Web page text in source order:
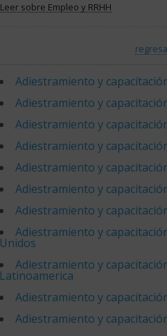
Leer sobre Empleo y RRHH
Adiestramiento y
Adiestramiento y
Adiestramiento y
Adiestramiento y
Adiestramiento y
Adiestramiento y
Adiestramiento y
Adiestramiento y
Unidos
Adiestramiento y
Latinoamerica
Adiestramiento y
Adiestramiento y